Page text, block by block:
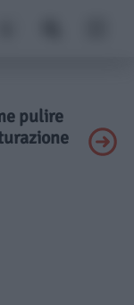
pulire